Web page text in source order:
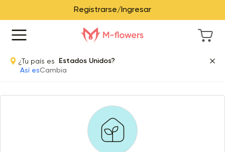
Registrarse/Ingresar
¿Tu país es
Estados Unidos?
Así esCambia